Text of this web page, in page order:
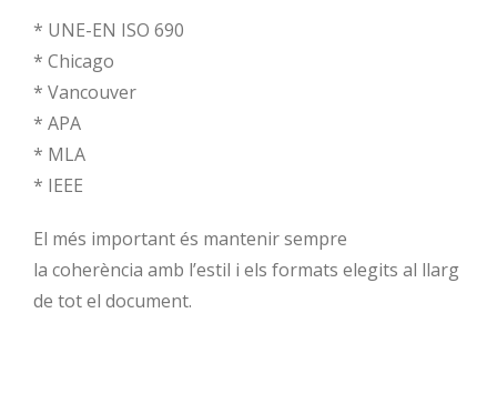
* UNE-EN ISO 690
* Chicago
* Vancouver
* APA
* MLA
* IEEE
El més important és mantenir sempre
la coherència amb l’estil i els formats elegits al llarg
de tot el document.